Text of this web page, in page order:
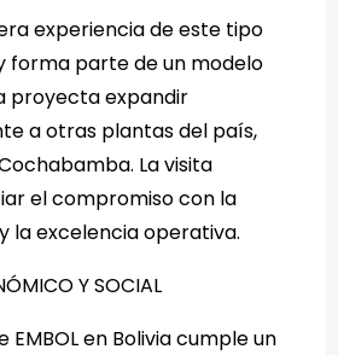
experiencia de este tipo
forma parte de un modelo
proyecta expandir
a otras plantas del país,
La visita
el compromiso con la
la excelencia operativa.
Y SOCIAL
EMBOL en Bolivia cumple un